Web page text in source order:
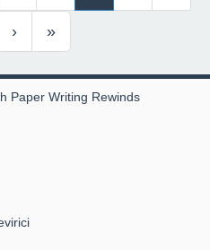
› »
Paper Writing Rewinds